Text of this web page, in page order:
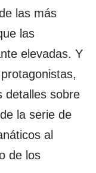
las más
las
elevadas. Y
detalles sobre
la serie de
al
de los